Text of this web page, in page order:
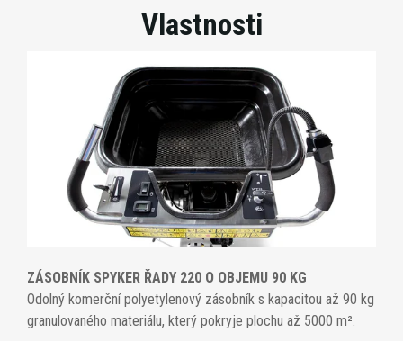
Vlastnosti
ZÁSOBNÍK SPYKER ŘADY 220 O OBJEMU 90 KG
Odolný komerční polyetylenový zásobník s kapacitou až 90 kg
granulovaného materiálu, který pokryje plochu až 5000 m².